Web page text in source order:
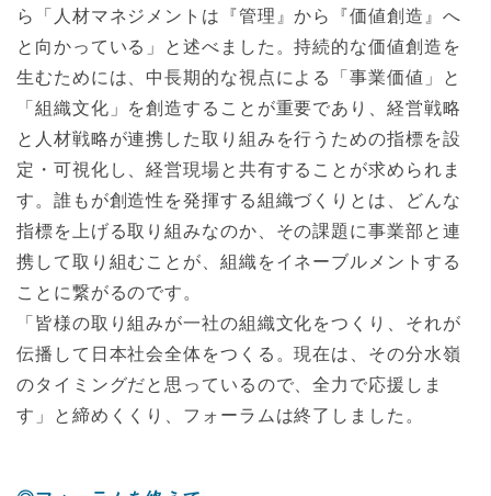
ら「人材マネジメントは『管理』から『価値創造』へ
と向かっている」と述べました。持続的な価値創造を
生むためには、中長期的な視点による「事業価値」と
「組織文化」を創造することが重要であり、経営戦略
と人材戦略が連携した取り組みを行うための指標を設
定・可視化し、経営現場と共有することが求められま
す。誰もが創造性を発揮する組織づくりとは、どんな
指標を上げる取り組みなのか、その課題に事業部と連
携して取り組むことが、組織をイネーブルメントする
ことに繋がるのです。
「皆様の取り組みが一社の組織文化をつくり、それが
伝播して日本社会全体をつくる。現在は、その分水嶺
のタイミングだと思っているので、全力で応援しま
す」と締めくくり、フォーラムは終了しました。